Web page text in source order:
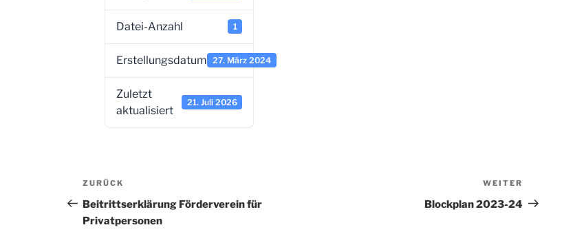
Datei-Anzahl 1
Erstellungsdatum 27. März 2024
Zuletzt
aktualisiert
21. Juli 2026
Beitragsnavigation
Vorheriger
Beitrag
ZURÜCK
Beitrittserklärung Förderverein für
Privatpersonen
Beitrag
WEITER
Blockplan 2023-24